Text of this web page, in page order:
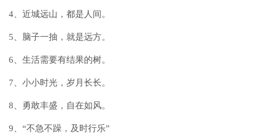
4、近城远山，都是人间。
5、脑子一抽，就是远方。
6、生活需要有结果的树。
7、小小时光，岁月长长。
8、勇敢丰盛，自在如风。
9、“不急不躁，及时行乐”